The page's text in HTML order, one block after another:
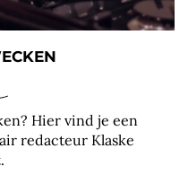
Hier vind je een
redacteur Klaske